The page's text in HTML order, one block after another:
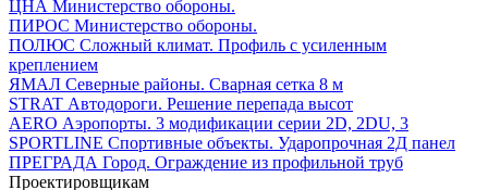
ЦНА Министерство обороны.
ПИРОС Министерство обороны.
ПОЛЮС Сложный климат. Профиль с усиленным
креплением
ЯМАЛ Северные районы. Сварная сетка 8 м
STRAT Автодороги. Решение перепада высот
AERO Аэропорты. 3 модификации серии 2D, 2DU, 3
SPORTLINE Спортивные объекты. Ударопрочная 2Д панел
ПРЕГРАДА Город. Ограждение из профильной труб
Проектировщикам